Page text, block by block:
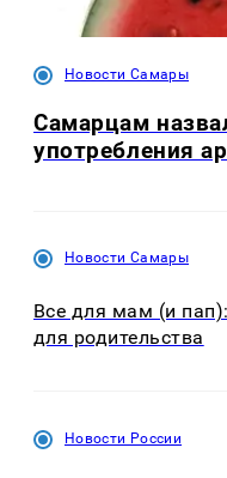
Новости Самары
Самарцам
употребления
Новости Самары
Все для мам (и
для родительства
Новости России